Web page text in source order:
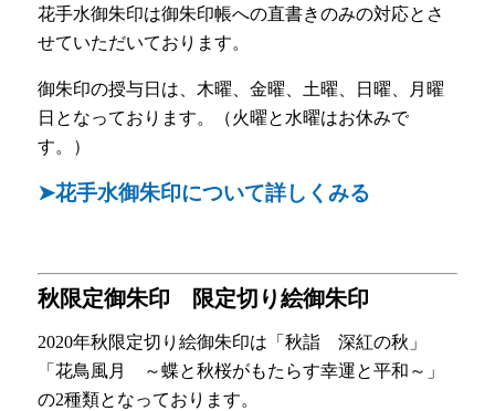
花手水御朱印は御朱印帳への直書きのみの対応とさ
せていただいております。
御朱印の授与日は、木曜、金曜、土曜、日曜、月曜
日となっております。（火曜と水曜はお休みで
す。）
➤花手水御朱印について詳しくみる
ㅤ秋限定御朱印 限定切り絵御朱印
2020年秋限定切り絵御朱印は「秋詣 深紅の秋」
「花鳥風月 ～蝶と秋桜がもたらす幸運と平和～」
の2種類となっております。